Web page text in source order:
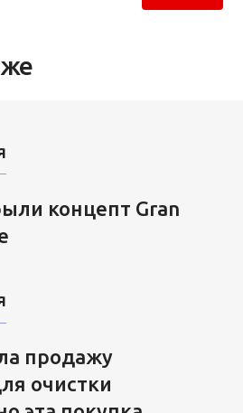
концепт Gran
продажу
очистки